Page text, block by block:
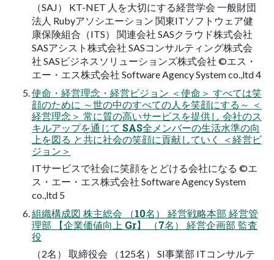
（SAJ） KT-NET 人を大切にする経営学会 一般財団
法人 Rubyアソシエーション 関東ITソフトウェア健
康保険組合（ITS） 関連会社 SASクラウド株式会社
SASアシスト株式会社 SASコンサルティング株式会
社 SASビジネスソリューションズ株式会社 ©エス・
エー・エス株式会社 Software Agency System co.,ltd 4
使命・経営理念・経営ビジョン ＜使命＞ すべては笑
顔のために ～世の中のすべての人を笑顔にする～ ＜
経営理念＞ 常に質の高いサービスを提供し 会社のス
キルアップを通じて SAS全メンバーの生活水準の向
上を図る と共に社会の笑顔に貢献していく ＜経営ビ
ジョン＞
ITサービスで社会に笑顔をとどける会社になる ©エ
ス・エー・エス株式会社 Software Agency System
co.,ltd 5
組織構成図 株主総会 （10名） 経営戦略本部 経営管
理部 【企業価値向上 Gr】 （7名） 経営企画部 監査
役
（2名） 取締役会 （125名） SI事業部 ITコンサルテ